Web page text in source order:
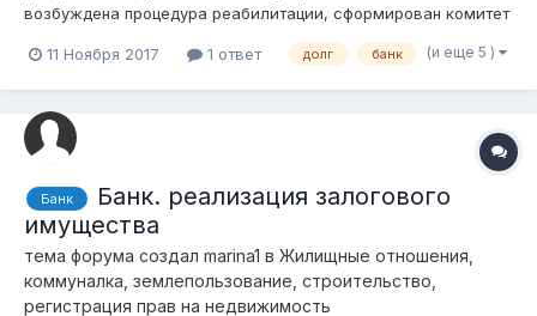
возбуждена процедура реабилитации, сформирован комитет
быть по закону. Одним из основных кредиторов является
участником гос.закупок,...
11 Ноября 2017 1 ответ долг банк (и еще 5 )
Банк
Банк. реализация залогового
имущества
тема форума создал marina1 в Жилищные отношения,
коммуналка, землепользование, строительство,
регистрация прав на недвижимость